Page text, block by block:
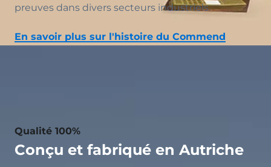
preuves dans divers secteurs industriels.
En savoir plus sur l'histoire du Commend
Qualité 100%
Conçu et fabriqué en Autriche